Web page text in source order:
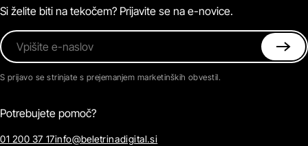
Kontaktirajte nas
Si želite biti na tekočem? Prijavite se na e-novice.
Vpišite e-naslov
S prijavo se strinjate s prejemanjem marketinških obvestil.
Potrebujete pomoč?
01 200 37 17info@beletrinadigital.si